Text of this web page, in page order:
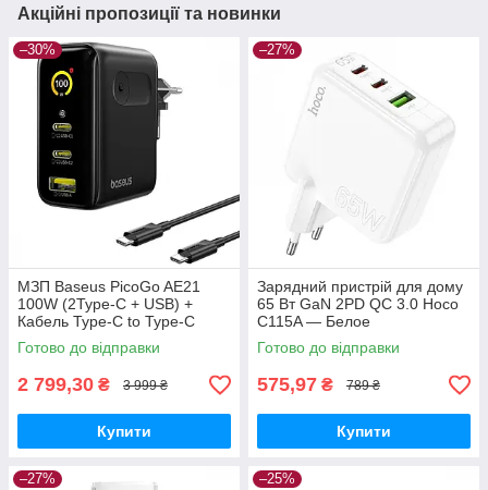
Акційні пропозиції та новинки
–30%
МЗП Baseus PicoGo AE21
100W (2Type-C + USB) +
Кабель Type-C to Type-C
100W (1.5m) black
Готово до відправки
2 799,30 ₴ 3 999 ₴
Купити
–27%
Зарядний пристрій для дому
65 Вт GaN 2PD QC 3.0 Hoco
C115A — Белое
Готово до відправки
575,97 ₴ 789 ₴
Купити
–27% –25%